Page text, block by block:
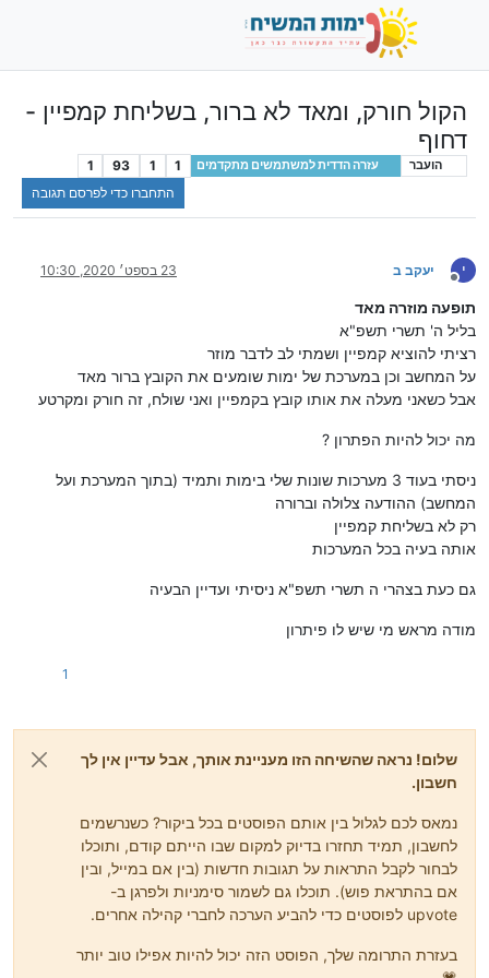
הקול חורק, ומאד לא ברור, בשליחת קמפיין -
דחוף
הועבר עזרה הדדית למשתמשים מתקדמים 1
1
93
1
התחברו כדי לפרסם תגובה
י
מנותק
יעקב ב 23 בספט׳ 2020, 10:30
תופעה מוזרה מאד
בליל ה' תשרי תשפ"א
רציתי להוציא קמפיין ושמתי לב לדבר מוזר
על המחשב וכן במערכת של ימות שומעים את הקובץ ברור מאד
אבל כשאני מעלה את אותו קובץ בקמפיין ואני שולח, זה חורק ומקרטע
מה יכול להיות הפתרון ?
ניסתי בעוד 3 מערכות שונות שלי בימות ותמיד (בתוך המערכת ועל
המחשב) ההודעה צלולה וברורה
רק לא בשליחת קמפיין
אותה בעיה בכל המערכות
גם כעת בצהרי ה תשרי תשפ"א ניסיתי ועדיין הבעיה
מודה מראש מי שיש לו פיתרון
1
שלום! נראה שהשיחה הזו מעניינת אותך, אבל עדיין אין לך
חשבון.
נמאס לכם לגלול בין אותם הפוסטים בכל ביקור? כשנרשמים
לחשבון, תמיד תחזרו בדיוק למקום שבו הייתם קודם, ותוכלו
לבחור לקבל התראות על תגובות חדשות (בין אם במייל, ובין
אם בהתראת פוש). תוכלו גם לשמור סימניות ולפרגן ב-
upvote לפוסטים כדי להביע הערכה לחברי קהילה אחרים.
בעזרת התרומה שלך, הפוסט הזה יכול להיות אפילו טוב יותר